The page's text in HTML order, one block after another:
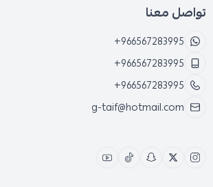
تواصل معنا
+966567283995
+966567283995
+966567283995
g-taif@hotmail.com